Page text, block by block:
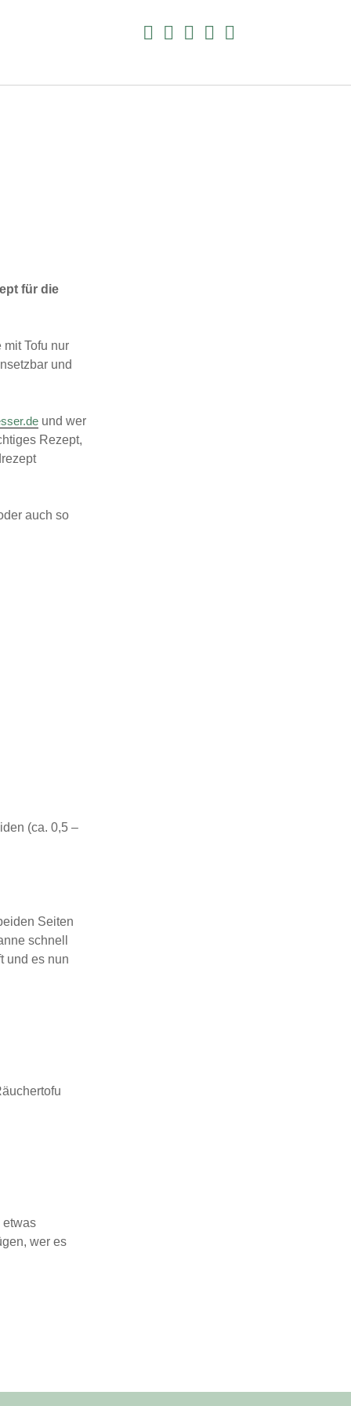
facebook
instagram
pinterest
E-
für die
Tofu nur
und
und wer
Rezept,
auch so
(ca. 0,5 –
Seiten
schnell
und es nun
etwas
wer es